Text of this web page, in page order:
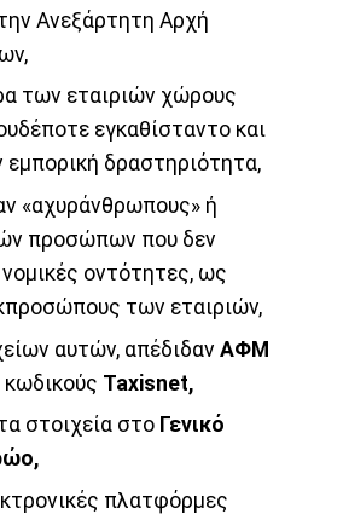
Ανεξάρτητη Αρχή
των εταιριών χώρους
εγκαθίσταντο και
δραστηριότητα,
«αχυράνθρωπους» ή
προσώπων που δεν
οντότητες, ως
των εταιριών,
αυτών, απέδιδαν ΑΦΜ
Taxisnet,
στοιχεία στο Γενικό
πλατφόρμες